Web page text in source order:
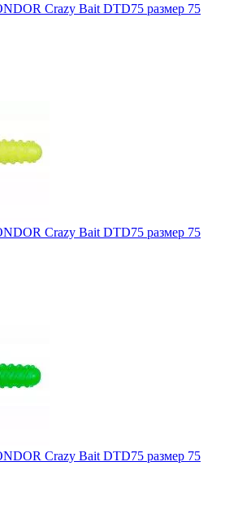
Crazy Bait DTD75 размер 75
Crazy Bait DTD75 размер 75
Crazy Bait DTD75 размер 75